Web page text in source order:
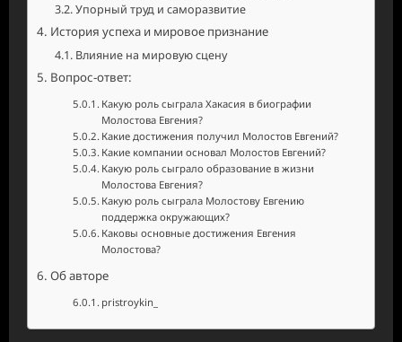
Упорный труд и саморазвитие
История успеха и мировое признание
Влияние на мировую сцену
Вопрос-ответ:
Какую роль сыграла Хакасия в биографии
Молостова Евгения?
Какие достижения получил Молостов Евгений?
Какие компании основал Молостов Евгений?
Какую роль сыграло образование в жизни
Молостова Евгения?
Какую роль сыграла Молостову Евгению
поддержка окружающих?
Каковы основные достижения Евгения
Молостова?
Об авторе
pristroykin_